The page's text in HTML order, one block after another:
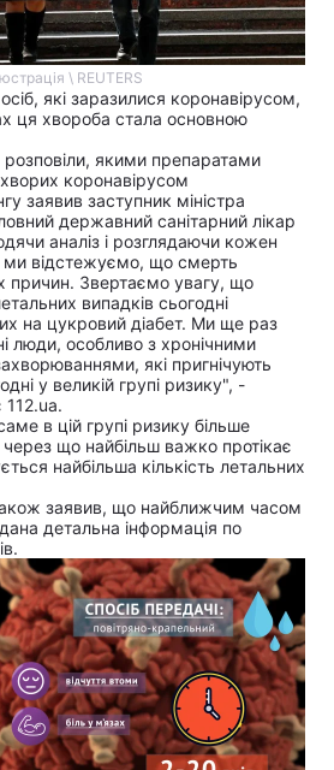
\ REUTERS
які заразилися коронавірусом,
ця хвороба стала основною
якими препаратами
коронавірусом
заявив заступник міністра
державний санітарний лікар
аналіз і розглядаючи кожен
ми відстежуємо, що смерть
причин. Звертаємо увагу, що
випадків сьогодні
на цукровий діабет. Ми ще раз
люди, особливо з хронічними
які пригнічують
у великій групі ризику", -
112.ua.
в цій групі ризику більше
що найбільш важко протікає
найбільша кількість летальних
заявив, що найближчим часом
детальна інформація по